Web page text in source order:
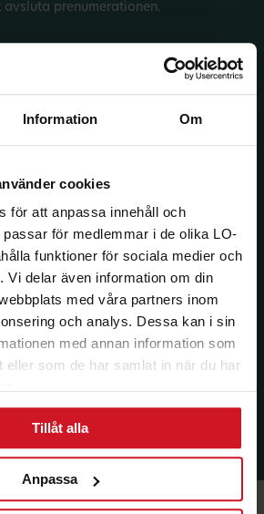
Information Om
cookies
för att anpassa innehåll och
för medlemmar i de olika LO-
funktioner för sociala medier och
Vi delar även information om din
med våra partners inom
och analys. Dessa kan i sin
med annan information som
eller som de har samlat in när du har
Tillåt alla
Anpassa
avsluta prenumerationen.